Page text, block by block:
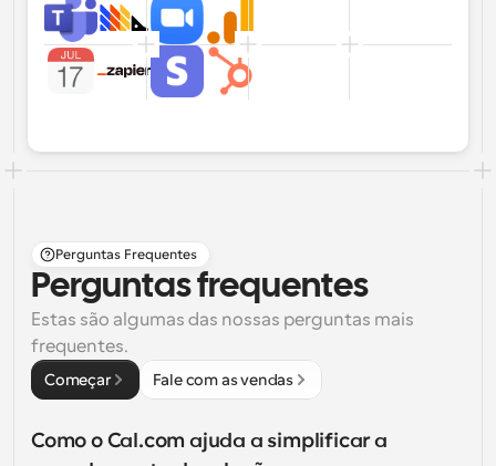
Perguntas Frequentes
Perguntas frequentes
Estas são algumas das nossas perguntas mais
frequentes.
Começar Fale com as vendas
Como o Cal.com ajuda a simplificar a